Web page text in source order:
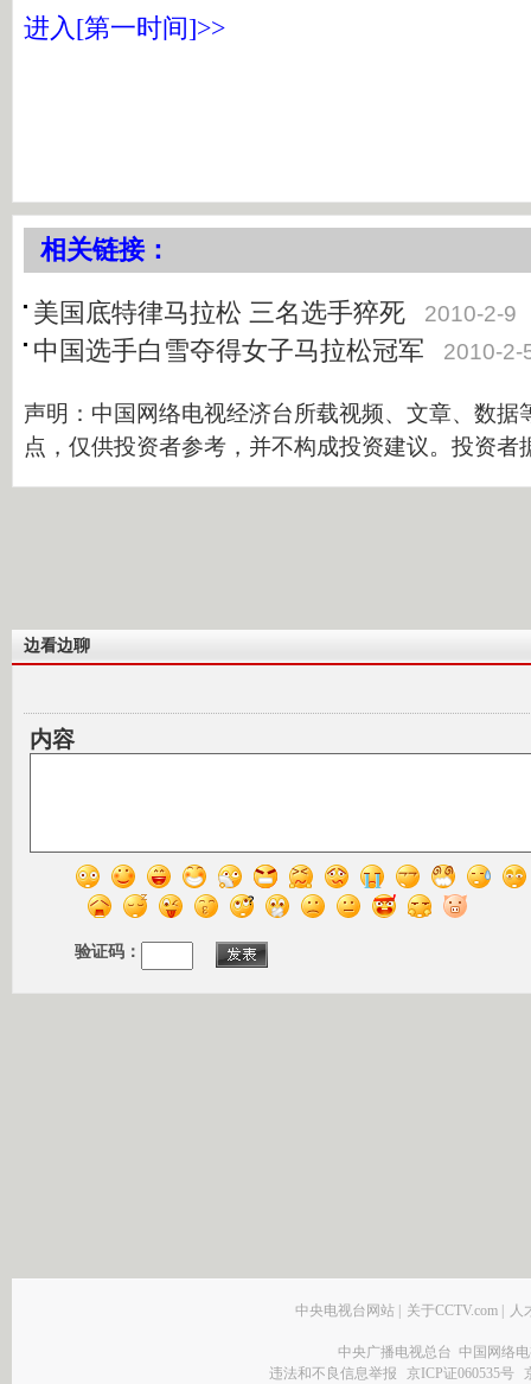
进入[第一时间]>>
相关链接：
美国底特律马拉松 三名选手猝死 2010-2-9
中国选手白雪夺得女子马拉松冠军 2010-2-
声明：中国网络电视经济台所载视频、文章、数据
点，仅供投资者参考，并不构成投资建议。投资者
边看边聊
内容
验证码：
中央电视台网站 关于CCTV.com 人
中央广播电视总台 中国网络
违法和不良信息举报
京ICP证060535号